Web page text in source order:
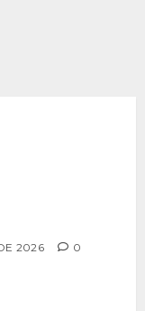
2026 0